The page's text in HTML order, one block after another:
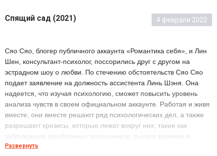
Спящий сад (2021) 4 февраля 2022
Сяо Сяо, блогер публичного аккаунта «Романтика себя», и Лин
Шен, консультант-психолог, поссорились друг с другом на
эстрадном шоу о любви. По стечению обстоятельств Сяо Сяо
подает заявление на должность ассистента Линь Шэня. Она
надеется, что изучая психологию, сможет повысить уровень
анализа чувств в своем официальном аккаунте. Работая и живя
вместе, они вместе решают ряд психологических дел, а также
разрешают кризисы, которые лежат вокруг них, такие как
заблуждения влюбленных поклонников, рычаги влияния в
Интернете, повреждение эмоциональной привязанности и т. д.
Развернуть